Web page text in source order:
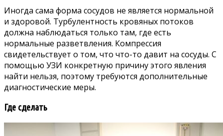
Иногда сама форма сосудов не является нормальной
и здоровой. Турбулентность кровяных потоков
должна наблюдаться только там, где есть
нормальные разветвления. Компрессия
свидетельствует о том, что что-то давит на сосуды. С
помощью УЗИ конкретную причину этого явления
найти нельзя, поэтому требуются дополнительные
диагностические меры.
Где сделать